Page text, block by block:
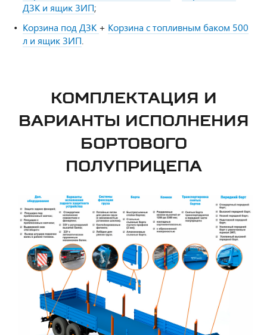
ДЗК и ящик ЗИП;
Корзина под ДЗК + Корзина с топливным баком 500
л и ящик ЗИП
КОМПЛЕКТАЦИЯ И
ВАРИАНТЫ ИСПОЛНЕНИЯ
БОРТОВОГО
ПОЛУПРИЦЕПА